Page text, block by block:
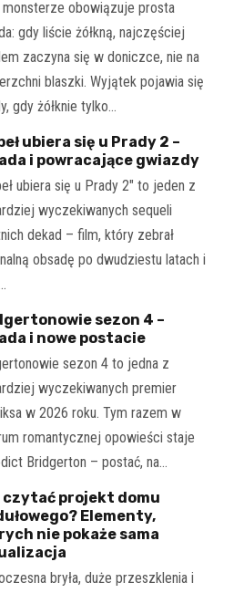
monsterze obowiązuje prosta
gdy liście żółkną, najczęściej
zaczyna się w doniczce, nie na
blaszki. Wyjątek pojawia się
gdy żółknie tylko…
ubiera się u Prady 2 –
i powracające gwiazdy
ubiera się u Prady 2" to jeden z
wyczekiwanych sequeli
dekad – film, który zebrał
obsadę po dwudziestu latach i
sezon 4 –
i nowe postacie
sezon 4 to jedna z
wyczekiwanych premier
w 2026 roku. Tym razem w
romantycznej opowieści staje
Bridgerton – postać, na…
czytać projekt domu
Elementy,
nie pokaże sama
bryła, duże przeszklenia i